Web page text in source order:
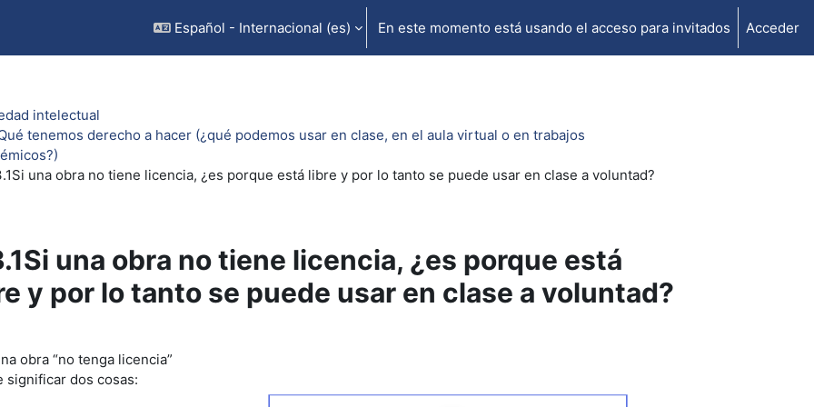
Español - Internacional ‎(es)‎ En este momento está usando el acceso para invitados Acceder
intelectual
tenemos derecho a hacer (¿qué podemos usar en clase, en el aula virtual o en trabajos
una obra no tiene licencia, ¿es porque está libre y por lo tanto se puede usar en clase a voluntad?
una obra no tiene licencia, ¿es porque está
y por lo tanto se puede usar en clase a voluntad?
obra “no tenga licencia”
significar dos cosas: